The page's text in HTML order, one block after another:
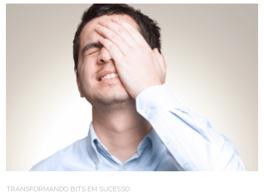
TRANSFORMANDO BITS EM SUCESSO